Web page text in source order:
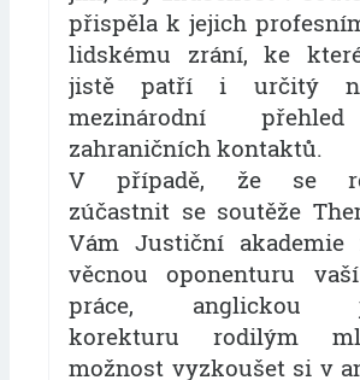
přispěla k jejich
lidskému zrání, ke
jistě patří i určitý
mezinárodní
zahraničních kontaktů.
V případě, že se
zúčastnit se soutěže
Vám Justiční akademie
věcnou oponenturu
práce, anglickou
korekturu rodilým
možnost vyzkoušet si v